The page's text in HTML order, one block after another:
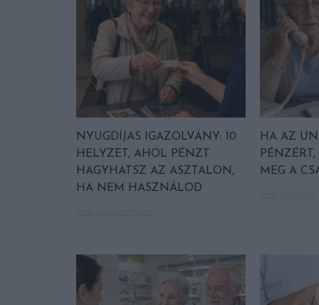
NYUGDÍJAS IGAZOLVÁNY: 10
HELYZET, AHOL PÉNZT
HAGYHATSZ AZ ASZTALON,
HA NEM HASZNÁLOD
HA AZ
MEG A